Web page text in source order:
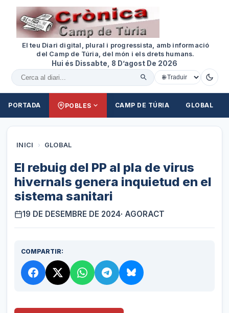
El teu Diari digital, plural i progressista, amb informació
del Camp de Túria, del món i els drets humans.
Hui és Dissabte, 8 D’agost De 2026
Cercar al diari
PORTADA POBLES CAMP DE TÚRIA GLOBAL
INICI › GLOBAL
El rebuig del PP al pla de virus
hivernals genera inquietud en el
sistema sanitari
19 DE DESEMBRE DE 2024· AGORACT
COMPARTIR: